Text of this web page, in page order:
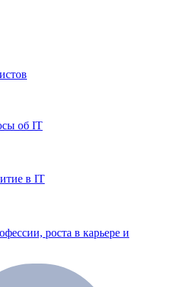
об IT
в IT
роста в карьере и